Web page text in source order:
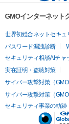
GMOインターネット
世界初総合ネットセキュ
パスワード漏洩診断
セキュリティ相談AIチャ
実在証明・盗聴対策
サイバー攻撃対策（
サイバー攻撃対策（GMO
セキュリティ事業の軌跡